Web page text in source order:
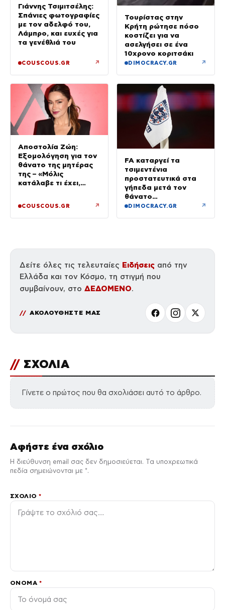
Γιάννης Τσιμιτσέλης:
Σπάνιες φωτογραφίες
με τον αδελφό του,
Λάμπρο, και ευχές για
τα γενέθλιά του
COUSCOUS.GR ↗
Τουρίστας στην
Κρήτη ρώτησε πόσο
κοστίζει για να
ασελγήσει σε ένα
10χρονο κοριτσάκι
DIMOCRACY.GR ↗
Αποστολία Ζώη:
Εξομολόγηση για τον
θάνατο της μητέρας
της – «Μόλις
κατάλαβε τι έχει,
COUSCOUS.GR ↗
FA καταργεί τα
τσιμεντένια
προστατευτικά στα
γήπεδα μετά τον
θάνατο
ποδοσφαιριστή
DIMOCRACY.GR ↗
Δείτε όλες τις τελευταίες Ειδήσεις από την
Ελλάδα και τον Κόσμο, τη στιγμή που
συμβαίνουν, στο ΔΕΔΟΜΕΝΟ.
ΑΚΟΛΟΥΘΗΣΤΕ ΜΑΣ
// ΣΧΟΛΙΑ
Γίνετε ο πρώτος που θα σχολιάσει αυτό το άρθρο.
Αφήστε ένα σχόλιο
Η διεύθυνση email σας δεν δημοσιεύεται. Τα υποχρεωτικά
πεδία σημειώνονται με *.
ΣΧΌΛΙΟ*
ΌΝΟΜΑ *